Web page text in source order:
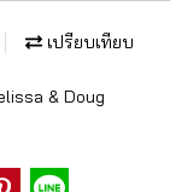
เปรียบเทียบ
& Doug